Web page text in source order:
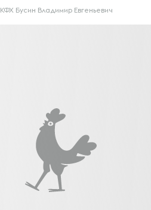
КФХ Бусин Владимир Евгеньевич